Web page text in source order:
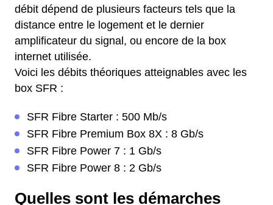
débit dépend de plusieurs facteurs tels que la
distance entre le logement et le dernier
amplificateur du signal, ou encore de la box
internet utilisée.
Voici les débits théoriques atteignables avec les
box SFR :
SFR Fibre Starter : 500 Mb/s
SFR Fibre Premium Box 8X : 8 Gb/s
SFR Fibre Power 7 : 1 Gb/s
SFR Fibre Power 8 : 2 Gb/s
Quelles sont les démarches